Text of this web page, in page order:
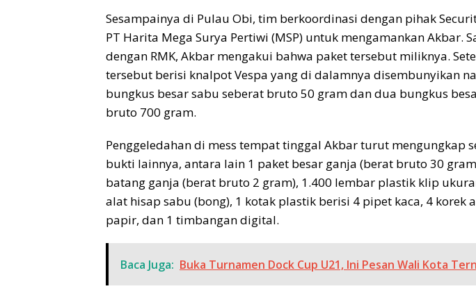
Sesampainya di Pulau Obi, tim berkoordinasi dengan pihak
PT Harita Mega Surya Pertiwi (MSP) untuk mengamankan Akbar.
dengan RMK, Akbar mengakui bahwa paket tersebut miliknya.
tersebut berisi knalpot Vespa yang di dalamnya disembunyikan
bungkus besar sabu seberat bruto 50 gram dan dua bungkus
bruto 700 gram.
Penggeledahan di mess tempat tinggal Akbar turut mengungkap
bukti lainnya, antara lain 1 paket besar ganja (berat bruto 30
batang ganja (berat bruto 2 gram), 1.400 lembar plastik klip
alat hisap sabu (bong), 1 kotak plastik berisi 4 pipet kaca, 4 korek
papir, dan 1 timbangan digital.
Baca Juga: Buka Turnamen Dock Cup U21, Ini Pesan Wali Kota